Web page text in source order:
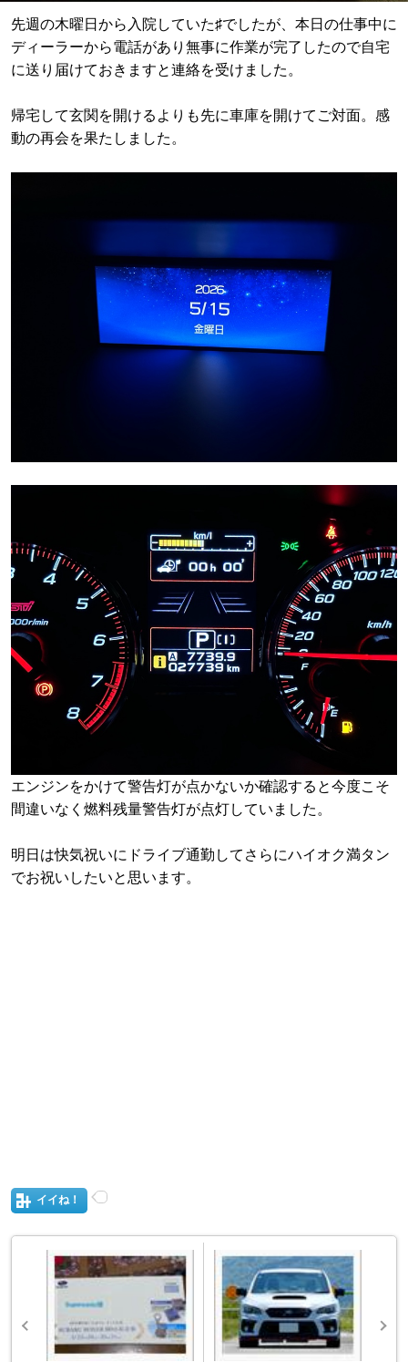
先週の木曜日から入院していた♯でしたが、本日の仕事中に
ディーラーから電話があり無事に作業が完了したので自宅
に送り届けておきますと連絡を受けました。
帰宅して玄関を開けるよりも先に車庫を開けてご対面。感
動の再会を果たしました。
エンジンをかけて警告灯が点かないか確認すると今度こそ
間違いなく燃料残量警告灯が点灯していました。
明日は快気祝いにドライブ通勤してさらにハイオク満タン
でお祝いしたいと思います。
イイね！